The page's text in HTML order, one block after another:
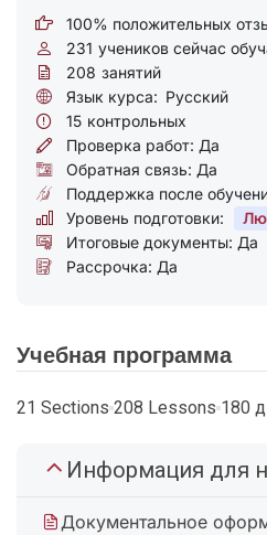
Учебная программа
21 Sections 208 Lessons 180
Информация для
Документальное
100% положительных
231 учеников сейчас
208 занятий
Язык курса: Русский
15 контрольных
Проверка работ: Да
Обратная связь: Да
Поддержка после
Уровень подготовки:
Итоговые документы: Да
Рассрочка: Да